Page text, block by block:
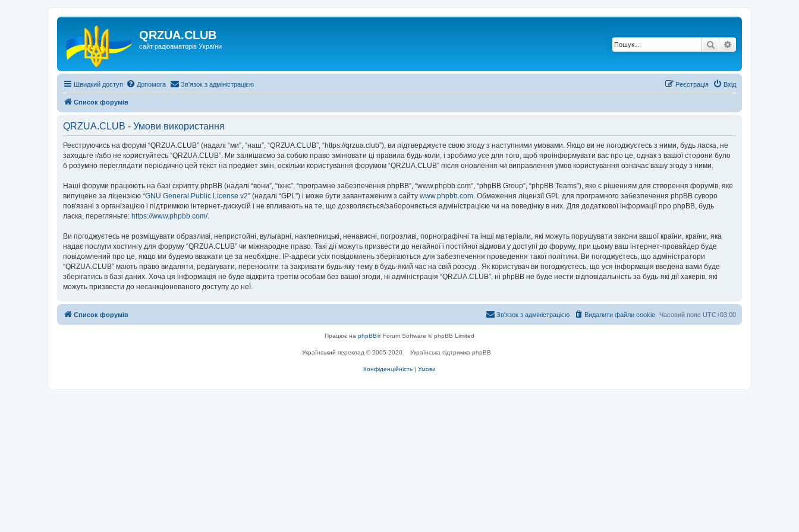
QRZUA.CLUB
сайт радіоаматорів України Пошук
Швидкий доступ Допомога Зв'язок з адміністрацією Вхід
Реєстрація
Список форумів
QRZUA.CLUB - Умови використання
Реєструючись на форумі “QRZUA.CLUB” (надалі “ми”, “наш”, “QRZUA.CLUB”, “https://qrzua.club”), ви підтверджуєте свою згоду з наступними умовами. Якщо ви не погоджуєтесь з ними, будь ласка, не
заходьте і/або не користуйтесь “QRZUA.CLUB”. Ми залишаємо за собою право змінювати ці правила будь-коли, і зробимо усе для того, щоб проінформувати вас про це, однак з вашої сторони було
б розумно переглядати періодично цей текст на предмет змін, оскільки користування форумом “QRZUA.CLUB” після оновлення чи виправлення умов користування означає вашу згоду з ними.
Наші форуми працюють на базі скрипту phpBB (надалі “вони”, “їхнє”, “програмне забезпечення phpBB”, “www.phpbb.com”, “phpBB Group”, “phpBB Teams”), яке є рішенням для створення форумів, яке
випущене за ліцензією “GNU General Public License v2” (надалі “GPL”) і може бути завантаженим з сайту www.phpbb.com. Обмеження ліцензії GPL для програмного забезпечення phpBB суворо
пов'язані з організацією і підтримкою інтернет-дискусій і не впливають на те, що дозволяється/забороняється адміністрацією чи на поведінку в них. Для додаткової інформації про phpBB, будь
ласка, перегляньте: https://www.phpbb.com/.
Ви погоджуєтесь не розміщувати образливі, непристойні, вульгарні, наклепницькі, ненависні, погрозливі, порнографічні та інші матеріали, які можуть порушувати закони вашої країни, країни, яка
надає послуги хостингу для форуму “QRZUA.CLUB” чи міжнародне право. Такі дії можуть призвести до негайної і постійної відмови у доступі до форуму, при цьому ваш інтернет-провайдер буде
повідомлений про це, якщо ми будемо вважати це за необхідне. IP-адреси усіх повідомлень зберігаються для забезпечення проведення такої політики. Ви погоджуєтесь, що адміністратори
“QRZUA.CLUB” мають право видаляти, редагувати, переносити та закривати будь-яку тему в будь-який час на свій розсуд . Як користувач ви погоджуєтесь, що уся інформація введена вами буде
зберігатись в базі даних. Хоча ця інформація не буде відкрита третім особам без вашої згоди, ні адміністрація “QRZUA.CLUB”, ні phpBB не буде нести відповідальність за будь-які дії хакерів, які
можуть призвести до несанкціонованого доступу до неї.
Список форумів Часовий пояс UTC+03:00
Видалити файли cookie
Зв'язок з адміністрацією
Працює на phpBB® Forum Software © phpBB Limited
Український переклад © 2005-2020 Українська підтримка phpBB
Конфіденційність | Умови